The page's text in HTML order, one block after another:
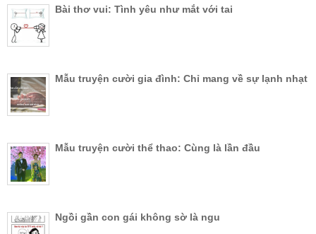
Bài thơ vui: Tình yêu như mắt với tai
Mẫu truyện cười gia đình: Chỉ mang về sự lạnh nhạt
Mẫu truyện cười thể thao: Cùng là lần đầu
Ngồi gần con gái không sờ là ngu